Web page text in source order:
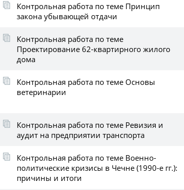
Контрольная работа по теме Принцип
закона убывающей отдачи
Контрольная работа по теме
Проектирование 62-квартирного жилого
дома
Контрольная работа по теме Основы
ветеринарии
Контрольная работа по теме Ревизия и
аудит на предприятии транспорта
Контрольная работа по теме Военно-
политические кризисы в Чечне (1990-е гг.):
причины и итоги